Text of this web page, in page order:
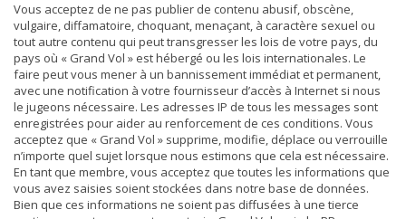
Vous acceptez de ne pas publier de contenu abusif, obscène,
vulgaire, diffamatoire, choquant, menaçant, à caractère sexuel ou
tout autre contenu qui peut transgresser les lois de votre pays, du
pays où « Grand Vol » est hébergé ou les lois internationales. Le
faire peut vous mener à un bannissement immédiat et permanent,
avec une notification à votre fournisseur d’accès à Internet si nous
le jugeons nécessaire. Les adresses IP de tous les messages sont
enregistrées pour aider au renforcement de ces conditions. Vous
acceptez que « Grand Vol » supprime, modifie, déplace ou verrouille
n’importe quel sujet lorsque nous estimons que cela est nécessaire.
En tant que membre, vous acceptez que toutes les informations que
vous avez saisies soient stockées dans notre base de données.
Bien que ces informations ne soient pas diffusées à une tierce